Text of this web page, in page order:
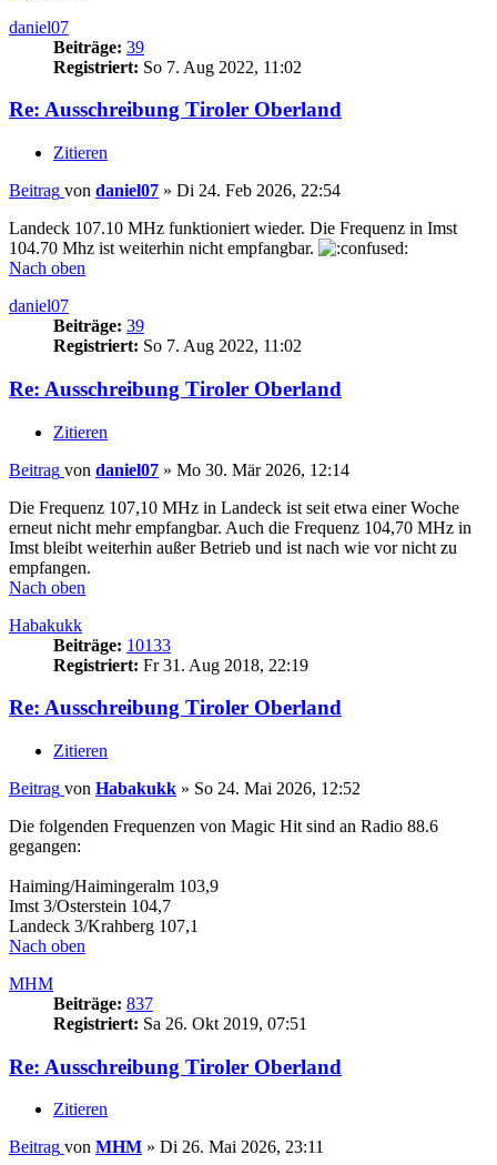
daniel07
Beiträge: 39
Registriert: So 7. Aug 2022, 11:02
Re: Ausschreibung Tiroler Oberland
Zitieren
Beitrag von daniel07 » Di 24. Feb 2026, 22:54
Landeck 107.10 MHz funktioniert wieder. Die Frequenz in Imst
104.70 Mhz ist weiterhin nicht empfangbar.
Nach oben
daniel07
Beiträge: 39
Registriert: So 7. Aug 2022, 11:02
Re: Ausschreibung Tiroler Oberland
Zitieren
Beitrag von daniel07 » Mo 30. Mär 2026, 12:14
Die Frequenz 107,10 MHz in Landeck ist seit etwa einer Woche
erneut nicht mehr empfangbar. Auch die Frequenz 104,70 MHz in
Imst bleibt weiterhin außer Betrieb und ist nach wie vor nicht zu
empfangen.
Nach oben
Habakukk
Beiträge: 10133
Registriert: Fr 31. Aug 2018, 22:19
Re: Ausschreibung Tiroler Oberland
Zitieren
Beitrag von Habakukk » So 24. Mai 2026, 12:52
Die folgenden Frequenzen von Magic Hit sind an Radio 88.6
gegangen:
Haiming/Haimingeralm 103,9
Imst 3/Osterstein 104,7
Landeck 3/Krahberg 107,1
Nach oben
MHM
Beiträge: 837
Registriert: Sa 26. Okt 2019, 07:51
Re: Ausschreibung Tiroler Oberland
Zitieren
Beitrag von MHM » Di 26. Mai 2026, 23:11